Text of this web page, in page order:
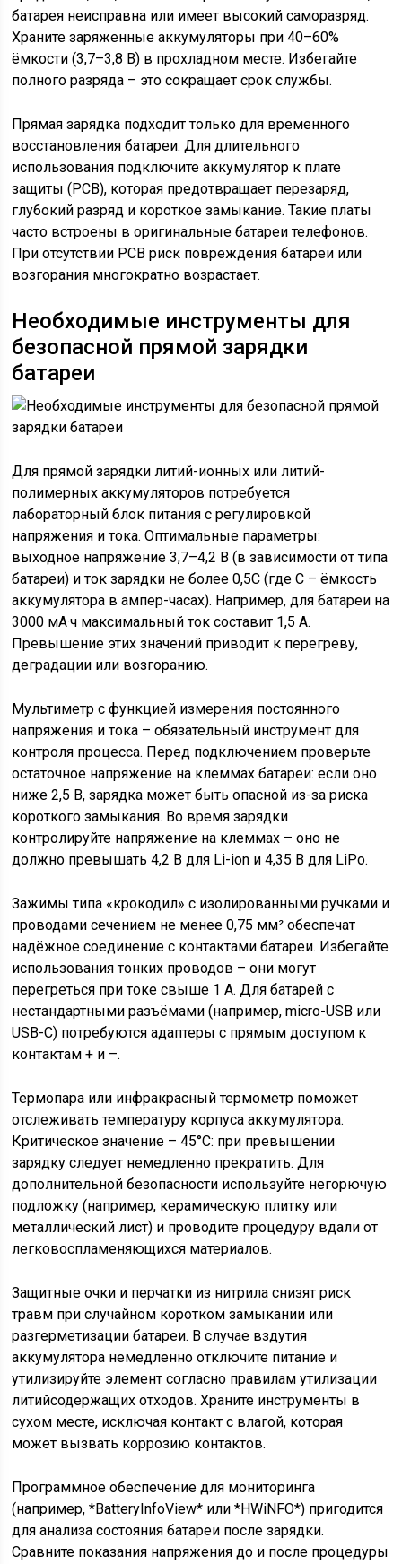
батарея неисправна или имеет высокий саморазряд.
Храните заряженные аккумуляторы при 40–60%
ёмкости (3,7–3,8 В) в прохладном месте. Избегайте
полного разряда – это сокращает срок службы.
Прямая зарядка подходит только для временного
восстановления батареи. Для длительного
использования подключите аккумулятор к плате
защиты (PCB), которая предотвращает перезаряд,
глубокий разряд и короткое замыкание. Такие платы
часто встроены в оригинальные батареи телефонов.
При отсутствии PCB риск повреждения батареи или
возгорания многократно возрастает.
Необходимые инструменты для
безопасной прямой зарядки
батареи
Для прямой зарядки литий-ионных или литий-
полимерных аккумуляторов потребуется
лабораторный блок питания с регулировкой
напряжения и тока. Оптимальные параметры:
выходное напряжение 3,7–4,2 В (в зависимости от типа
батареи) и ток зарядки не более 0,5C (где C – ёмкость
аккумулятора в ампер-часах). Например, для батареи на
3000 мА·ч максимальный ток составит 1,5 А.
Превышение этих значений приводит к перегреву,
деградации или возгоранию.
Мультиметр с функцией измерения постоянного
напряжения и тока – обязательный инструмент для
контроля процесса. Перед подключением проверьте
остаточное напряжение на клеммах батареи: если оно
ниже 2,5 В, зарядка может быть опасной из-за риска
короткого замыкания. Во время зарядки
контролируйте напряжение на клеммах – оно не
должно превышать 4,2 В для Li-ion и 4,35 В для LiPo.
Зажимы типа «крокодил» с изолированными ручками и
проводами сечением не менее 0,75 мм² обеспечат
надёжное соединение с контактами батареи. Избегайте
использования тонких проводов – они могут
перегреться при токе свыше 1 А. Для батарей с
нестандартными разъёмами (например, micro-USB или
USB-C) потребуются адаптеры с прямым доступом к
контактам + и –.
Термопара или инфракрасный термометр поможет
отслеживать температуру корпуса аккумулятора.
Критическое значение – 45°C: при превышении
зарядку следует немедленно прекратить. Для
дополнительной безопасности используйте негорючую
подложку (например, керамическую плитку или
металлический лист) и проводите процедуру вдали от
легковоспламеняющихся материалов.
Защитные очки и перчатки из нитрила снизят риск
травм при случайном коротком замыкании или
разгерметизации батареи. В случае вздутия
аккумулятора немедленно отключите питание и
утилизируйте элемент согласно правилам утилизации
литийсодержащих отходов. Храните инструменты в
сухом месте, исключая контакт с влагой, которая
может вызвать коррозию контактов.
Программное обеспечение для мониторинга
(например, *BatteryInfoView* или *HWiNFO*) пригодится
для анализа состояния батареи после зарядки.
Сравните показания напряжения до и после процедуры